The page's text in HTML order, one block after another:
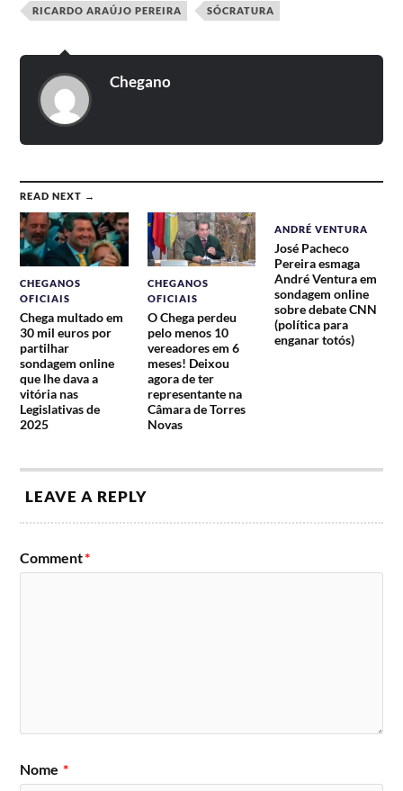
RICARDO ARAÚJO PEREIRA SÓCRATURA
Chegano
READ NEXT →
CHEGANOS
OFICIAIS
Chega multado em
30 mil euros por
partilhar
sondagem online
que lhe dava a
vitória nas
Legislativas de
2025
CHEGANOS
OFICIAIS
O Chega perdeu
pelo menos 10
vereadores em 6
meses! Deixou
agora de ter
representante na
Câmara de Torres
Novas
ANDRÉ VENTURA
José Pacheco
Pereira esmaga
André Ventura em
sondagem online
sobre debate CNN
(política para
enganar totós)
LEAVE A REPLY
Comment*
Nome *